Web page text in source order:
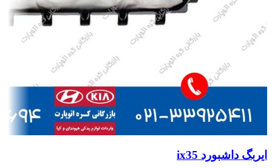
ایربگ داشبورد ix35